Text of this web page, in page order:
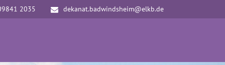
2035 dekanat.badwindsheim@elkb.de